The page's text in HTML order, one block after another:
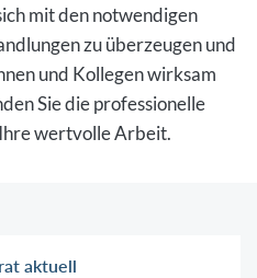
mit den notwendigen
zu überzeugen und
und Kollegen wirksam
Sie die professionelle
wertvolle Arbeit.
aktuell